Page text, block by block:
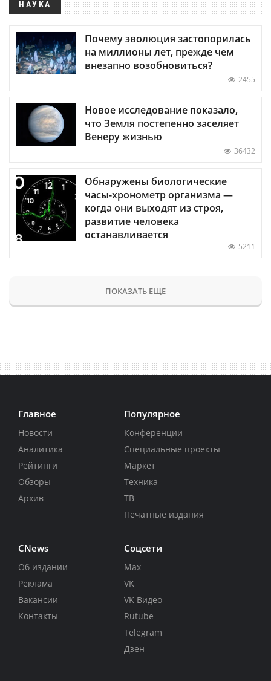
НАУКА
Почему эволюция застопорилась
на миллионы лет, прежде чем
внезапно возобновиться?
2455
Новое исследование показало,
что Земля постепенно заселяет
Венеру жизнью
36432
Обнаружены биологические
часы-хронометр организма —
когда они выходят из строя,
развитие человека
останавливается
5211
ПОКАЗАТЬ ЕЩЕ
Главное
Новости
Аналитика
Рейтинги
Обзоры
Архив
Популярное
Конференции
Специальные проекты
Маркет
Техника
ТВ
Печатные издания
CNews
Об издании
Реклама
Вакансии
Контакты
Соцсети
Max
VK
VK Видео
Rutube
Telegram
Дзен